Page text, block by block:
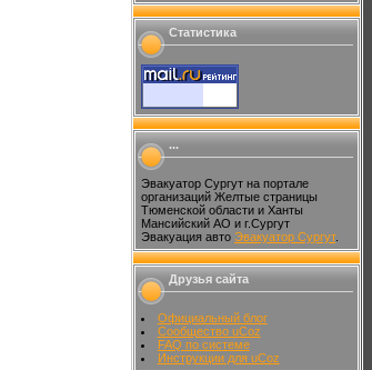
Статистика
...
Эвакуатор Сургут на портале
организаций Желтые страницы
Тюменской области и Ханты
Мансийский АО и г.Сургут
Эвакуация авто Эвакуатор Сургут.
Друзья сайта
Официальный блог
Сообщество uCoz
FAQ по системе
Инструкции для uCoz